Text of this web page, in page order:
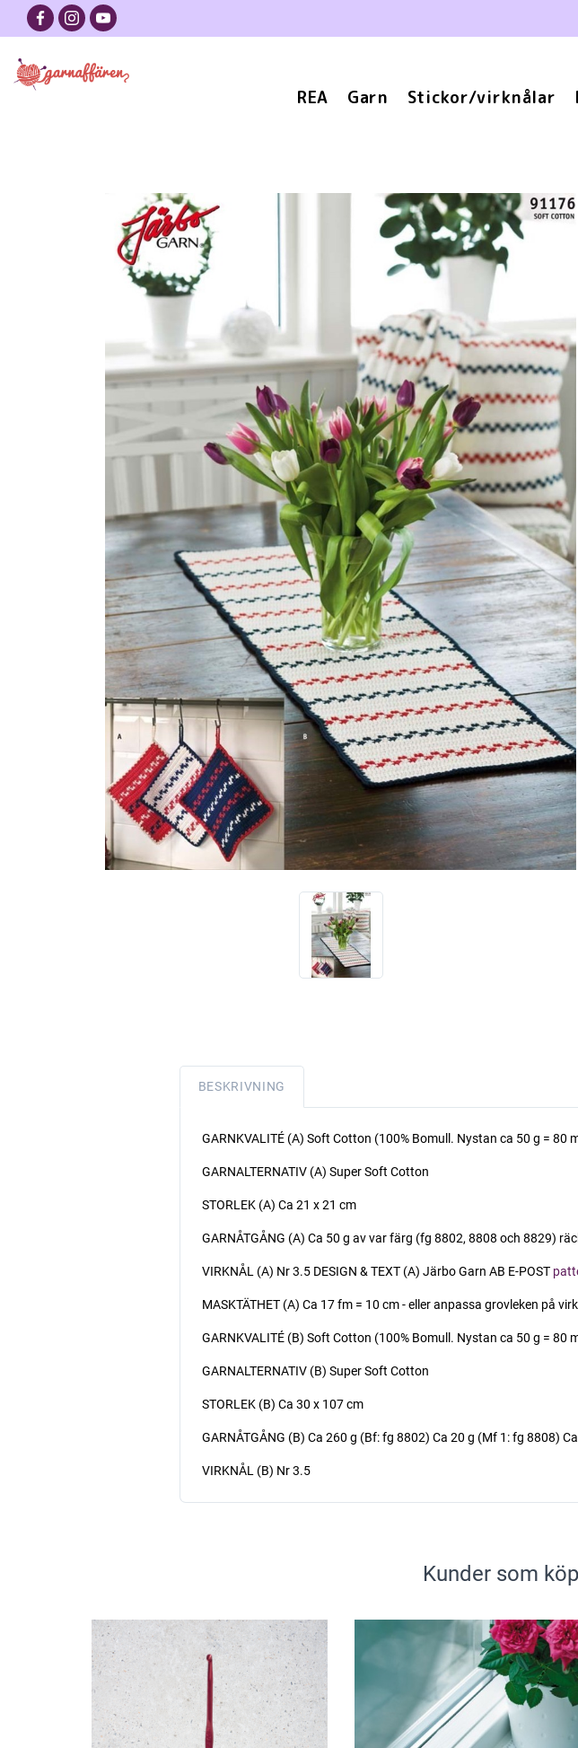
REA Garn Stickor/virknålar
BESKRIVNING
GARNKVALITÉ (A) Soft Cotton (100% Bomull. Nystan ca 50 g = 80
GARNALTERNATIV (A) Super Soft Cotton
STORLEK (A) Ca 21 x 21 cm
GARNÅTGÅNG (A) Ca 50 g av var färg (fg 8802, 8808 och 8829)
VIRKNÅL (A) Nr 3.5 DESIGN & TEXT (A) Järbo Garn AB E-POST
MASKTÄTHET (A) Ca 17 fm = 10 cm - eller anpassa grovleken på
GARNKVALITÉ (B) Soft Cotton (100% Bomull. Nystan ca 50 g = 80
GARNALTERNATIV (B) Super Soft Cotton
STORLEK (B) Ca 30 x 107 cm
GARNÅTGÅNG (B) Ca 260 g (Bf: fg 8802) Ca 20 g (Mf 1: fg 8808)
VIRKNÅL (B) Nr 3.5
Kunder som